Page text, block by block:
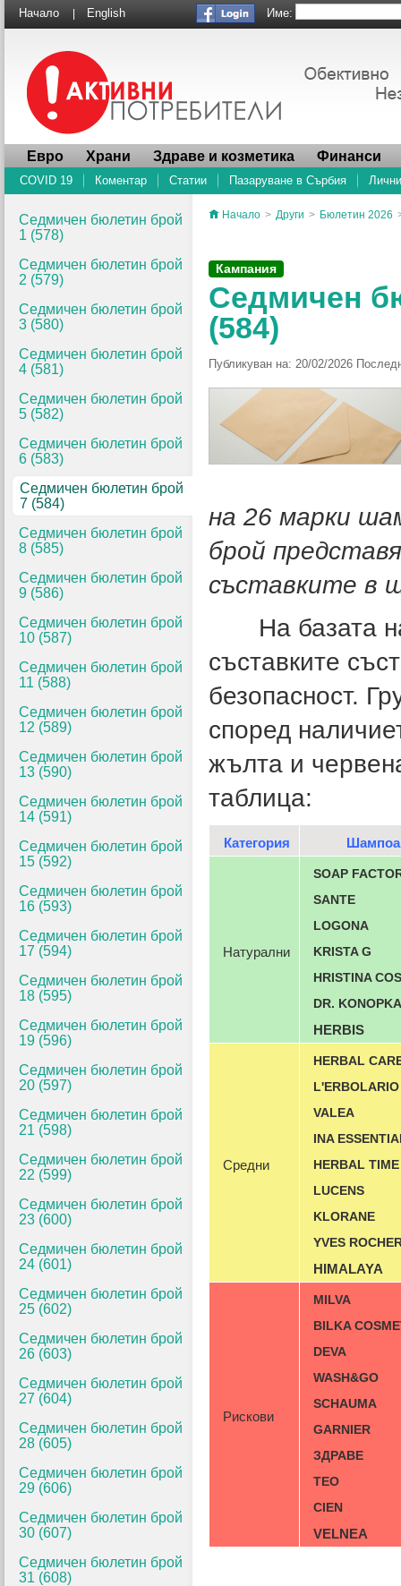
Начало English Име:
Евро Храни Здраве и козметика Финанси
COVID 19 Коментар Статии Пазаруване в Сърбия
Седмичен бюлетин брой
1 (578)
Седмичен бюлетин брой
2 (579)
Седмичен бюлетин брой
3 (580)
Седмичен бюлетин брой
4 (581)
Седмичен бюлетин брой
5 (582)
Седмичен бюлетин брой
6 (583)
Седмичен бюлетин брой
7 (584)
Седмичен бюлетин брой
8 (585)
Седмичен бюлетин брой
9 (586)
Седмичен бюлетин брой
10 (587)
Седмичен бюлетин брой
11 (588)
Седмичен бюлетин брой
12 (589)
Седмичен бюлетин брой
13 (590)
Седмичен бюлетин брой
14 (591)
Седмичен бюлетин брой
15 (592)
Седмичен бюлетин брой
16 (593)
Седмичен бюлетин брой
17 (594)
Седмичен бюлетин брой
18 (595)
Седмичен бюлетин брой
19 (596)
Седмичен бюлетин брой
20 (597)
Седмичен бюлетин брой
21 (598)
Седмичен бюлетин брой
22 (599)
Седмичен бюлетин брой
23 (600)
Седмичен бюлетин брой
24 (601)
Седмичен бюлетин брой
25 (602)
Седмичен бюлетин брой
26 (603)
Седмичен бюлетин брой
27 (604)
Седмичен бюлетин брой
28 (605)
Седмичен бюлетин брой
29 (606)
Седмичен бюлетин брой
30 (607)
Седмичен бюлетин брой
31 (608)
Начало > Други > Бюлетин 2026
Кампания
Седмичен
(584)
Публикуван на: 20/02/2026
на 26 марки
брой
съставките в
На базата на
съставките
безопасност.
според
жълта и
таблица:
Категория
Натурални
SOAP
SANTE
LOGONA
KRISTA G
HRISTINA
DR.
HERBIS
Средни
HERBAL
L'ERBOLARIO
VALEA
INA
HERBAL TIME
LUCENS
KLORANE
YVES
HIMALAYA
Рискови
MILVA
BILKA
DEVA
WASH&GO
SCHAUMA
GARNIER
ЗДРАВЕ
TEO
CIEN
VELNEA